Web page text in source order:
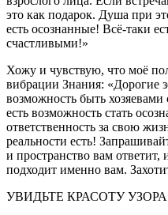
это как подарок. Душа при
есть осознанные! Всё-таки
счастливыми!»
Хожу и чувствую, что моё
вибрации Знания: «Дорогие
возможность быть
есть возможность стать
ответственность за свою
реальности есть!
и пространство вам ответит,
подходит именно вам.
УВИДЬТЕ КРАСОТУ